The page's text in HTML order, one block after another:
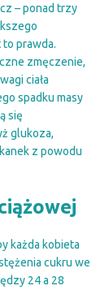
– ponad trzy
to prawda.
zmęczenie,
ciała
spadku masy
się
glukoza,
z powodu
każda kobieta
cukru we
24 a 28